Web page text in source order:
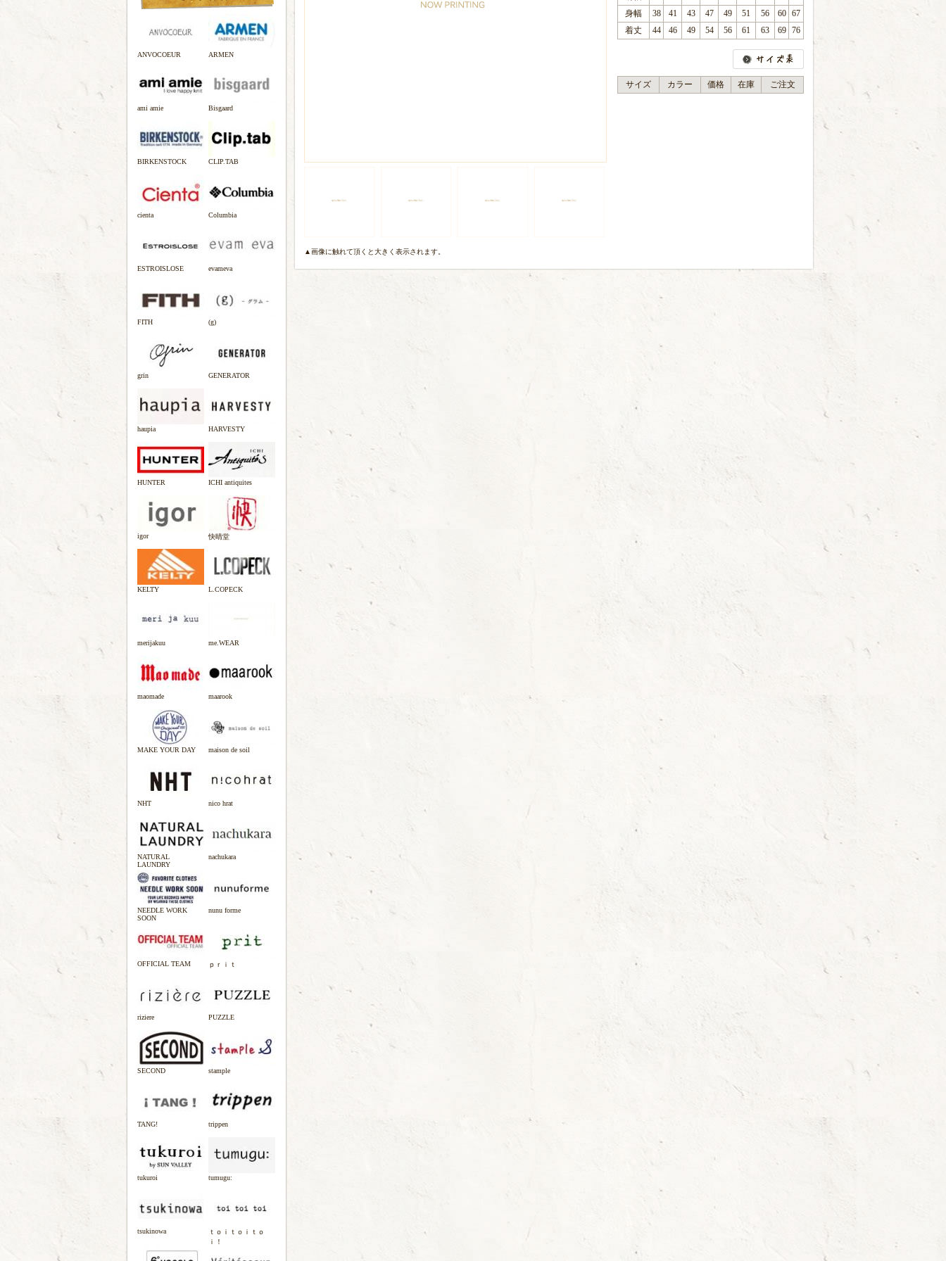
ANVOCOEUR ARMEN
ami amie Bisgaard
BIRKENSTOCK CLIP.TAB
cienta Columbia
ESTROISLOSE evameva
FITH (g)
grin GENERATOR
haupia HARVESTY
HUNTER ICHI antiquites
igor 快晴堂
KELTY L.COPECK
merijakuu me.WEAR
maomade maarook
MAKE YOUR DAY maison de soil
NHT nico hrat
NATURAL
LAUNDRY
nachukara
NEEDLE WORK
SOON
nunu forme
OFFICIAL TEAM ｐｒｉｔ
riziere PUZZLE
SECOND stample
TANG! trippen
tukuroi tumugu:
tsukinowa
ｔｏｉｔｏｉｔｏ
ｉ！
▲画像に触れて頂くと大きく表示されます。
身幅
38 41 43 47 49 51 56 60
67
着丈
44 46 49 54 56 61 63 69 76
サイズ カラー 価格 在庫 ご注文